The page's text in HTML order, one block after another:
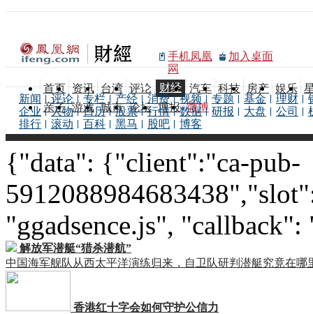
手机凤凰
网
加入桌面
首页 资讯 台湾 评论 财经 汽车 科技 房产 娱乐
亲子 游戏 城市 论坛 博报 微博
新闻 评论 专栏 产经 消费 视频 专题 基金 理财
企业
人物 日历 股票 行情 数据 研报 大盘 公司
排行
滚动 百科 黑马 股吧 博客
{"data": {"client":"ca-pub-
"ggadsence.js", "callback":
解放军潜艇“猎杀潜航”
中国海军舰队从西太平洋演练归来，自卫队研判潜艇究竟在哪
香港红十字会如何守护公信力